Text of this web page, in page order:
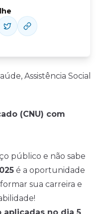
Assistência Social
(CNU) com
público e não sabe
é a oportunidade
sua carreira e